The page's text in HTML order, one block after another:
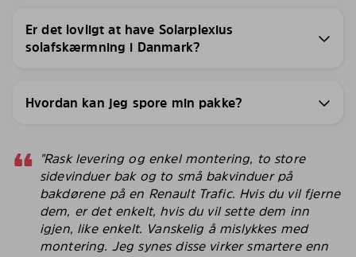
Er det lovligt at have Solarplexius
solafskærmning i Danmark?
Hvordan kan jeg spore min pakke?
"Rask levering og enkel montering, to store
sidevinduer bak og to små bakvinduer på
bakdørene på en Renault Trafic. Hvis du vil fjerne
dem, er det enkelt, hvis du vil sette dem inn
igjen, like enkelt. Vanskelig å mislykkes med
montering. Jeg synes disse virker smartere enn